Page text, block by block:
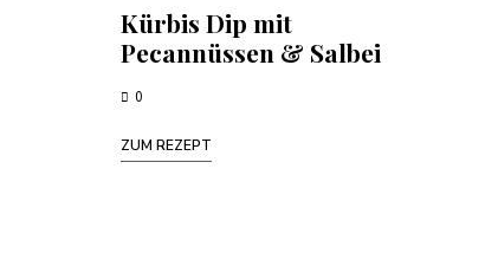
Kürbis Dip mit
Pecannüssen & Salbei
0
ZUM REZEPT